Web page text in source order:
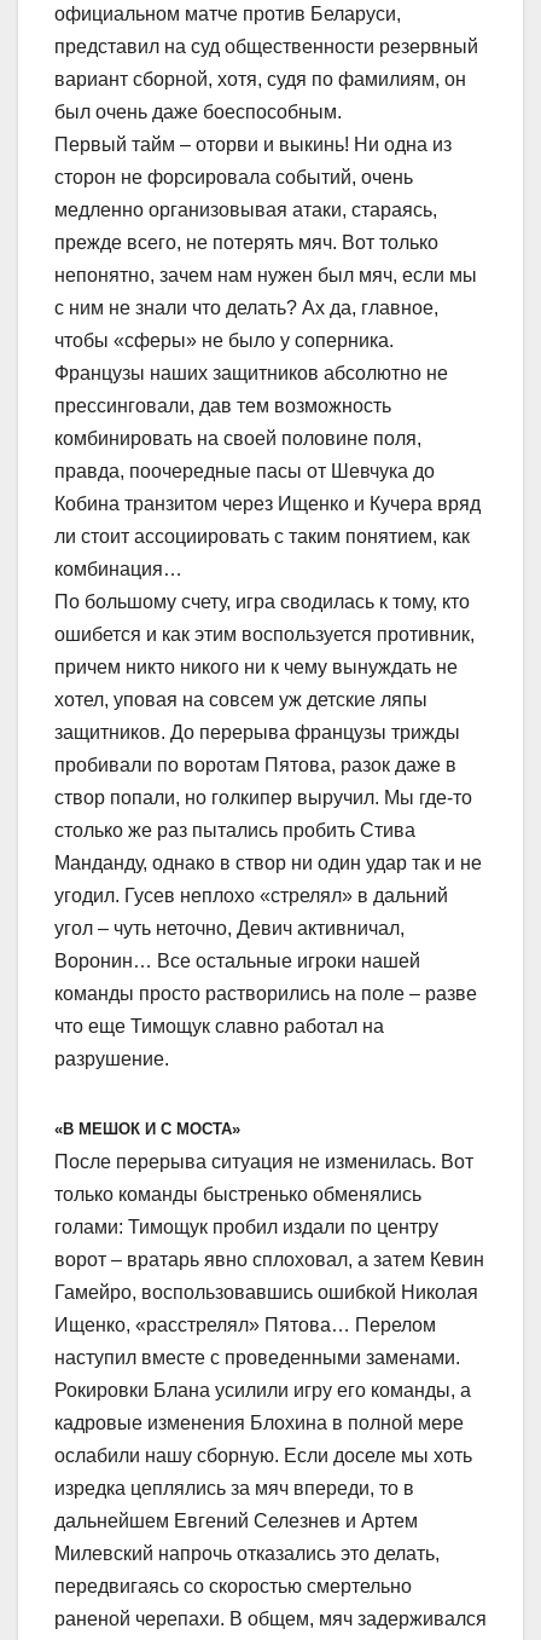
официальном матче против Беларуси,
представил на суд общественности резервный
вариант сборной, хотя, судя по фамилиям, он
был очень даже боеспособным.
Первый тайм – оторви и выкинь! Ни одна из
сторон не форсировала событий, очень
медленно организовывая атаки, стараясь,
прежде всего, не потерять мяч. Вот только
непонятно, зачем нам нужен был мяч, если мы
с ним не знали что делать? Ах да, главное,
чтобы «сферы» не было у соперника.
Французы наших защитников абсолютно не
прессинговали, дав тем возможность
комбинировать на своей половине поля,
правда, поочередные пасы от Шевчука до
Кобина транзитом через Ищенко и Кучера вряд
ли стоит ассоциировать с таким понятием, как
комбинация…
По большому счету, игра сводилась к тому, кто
ошибется и как этим воспользуется противник,
причем никто никого ни к чему вынуждать не
хотел, уповая на совсем уж детские ляпы
защитников. До перерыва французы трижды
пробивали по воротам Пятова, разок даже в
створ попали, но голкипер выручил. Мы где-то
столько же раз пытались пробить Стива
Манданду, однако в створ ни один удар так и не
угодил. Гусев неплохо «стрелял» в дальний
угол – чуть неточно, Девич активничал,
Воронин… Все остальные игроки нашей
команды просто растворились на поле – разве
что еще Тимощук славно работал на
разрушение.
«В МЕШОК И С МОСТА»
После перерыва ситуация не изменилась. Вот
только команды быстренько обменялись
голами: Тимощук пробил издали по центру
ворот – вратарь явно сплоховал, а затем Кевин
Гамейро, воспользовавшись ошибкой Николая
Ищенко, «расстрелял» Пятова… Перелом
наступил вместе с проведенными заменами.
Рокировки Блана усилили игру его команды, а
кадровые изменения Блохина в полной мере
ослабили нашу сборную. Если доселе мы хоть
изредка цеплялись за мяч впереди, то в
дальнейшем Евгений Селезнев и Артем
Милевский напрочь отказались это делать,
передвигаясь со скоростью смертельно
раненой черепахи. В общем, мяч задерживался